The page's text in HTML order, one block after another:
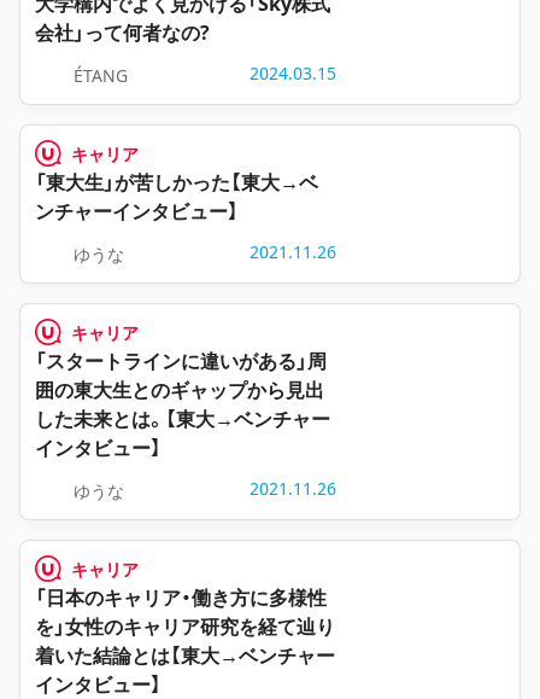
会社」って何者なの?
ÉTANG 2024.03.15
キャリア
「東大生」が苦しかった【東大→ベ
ンチャーインタビュー】
ゆうな 2021.11.26
キャリア
「スタートラインに違いがある」周
囲の東大生とのギャップから見出
した未来とは。【東大→ベンチャー
インタビュー】
ゆうな 2021.11.26
キャリア
「日本のキャリア・働き方に多様性
を」女性のキャリア研究を経て辿り
着いた結論とは【東大→ベンチャー
インタビュー】